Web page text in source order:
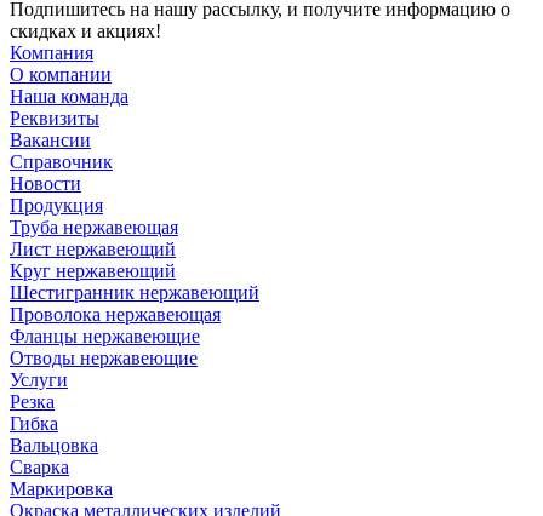
Подпишитесь на нашу рассылку, и получите информацию о
скидках и акциях!
Компания
О компании
Наша команда
Реквизиты
Вакансии
Справочник
Новости
Продукция
Труба нержавеющая
Лист нержавеющий
Круг нержавеющий
Шестигранник нержавеющий
Проволока нержавеющая
Фланцы нержавеющие
Отводы нержавеющие
Услуги
Резка
Гибка
Вальцовка
Сварка
Маркировка
Окраска металлических изделий